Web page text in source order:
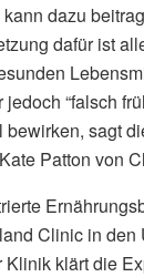
dazu
dafür ist
“falsch
bewirken, sagt
Patton von
Clinic in den
klärt die